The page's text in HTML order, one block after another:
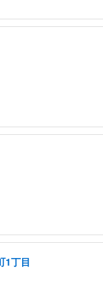
1丁目